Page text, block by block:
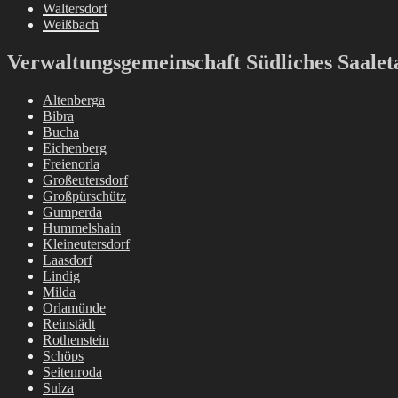
Waltersdorf
Weißbach
Verwaltungsgemeinschaft Südliches
Altenberga
Bibra
Bucha
Eichenberg
Freienorla
Großeutersdorf
Großpürschütz
Gumperda
Hummelshain
Kleineutersdorf
Laasdorf
Lindig
Milda
Orlamünde
Reinstädt
Rothenstein
Schöps
Seitenroda
Sulza